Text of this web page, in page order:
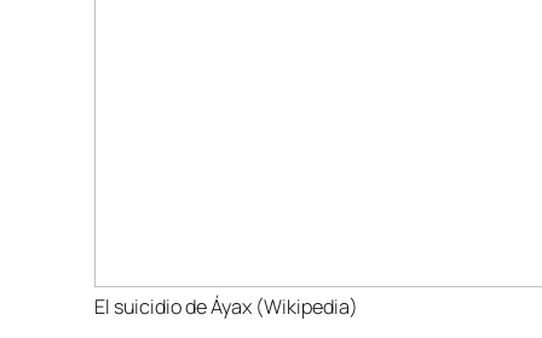
El suicidio de Áyax (Wikipedia)